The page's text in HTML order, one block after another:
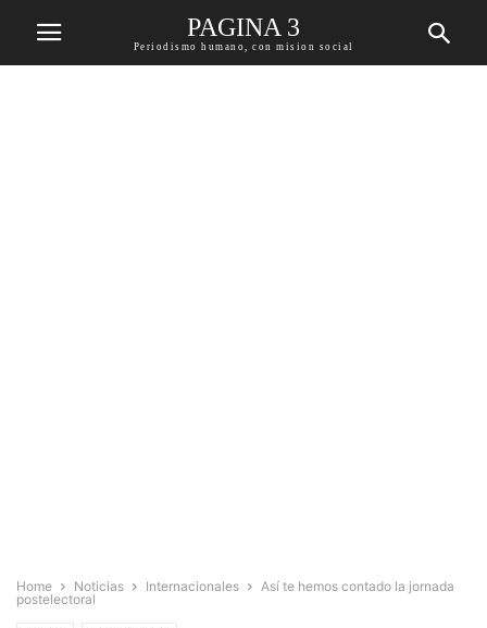
PAGINA 3
Periodismo humano, con mision social
Home Noticias Internacionales
Así te hemos contado la jornada
postelectoral